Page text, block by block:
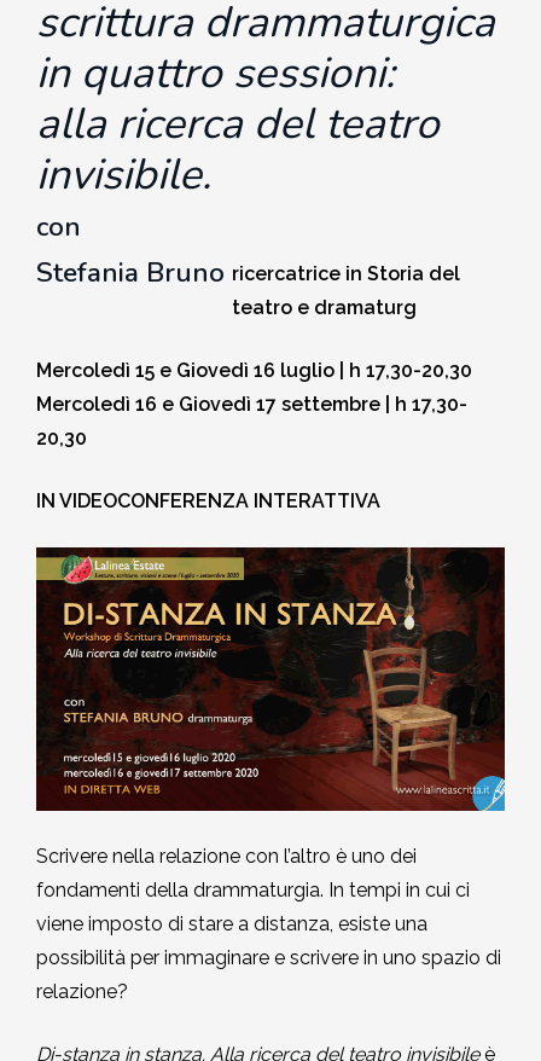
scrittura drammaturgica
in quattro sessioni:
alla ricerca del teatro
invisibile.
con
Stefania Bruno ricercatrice in Storia del
teatro e dramaturg
Mercoledì 15 e Giovedì 16 luglio | h 17,30-20,30
Mercoledì 16 e Giovedì 17 settembre | h 17,30-
20,30
IN VIDEOCONFERENZA INTERATTIVA
Scrivere nella relazione con l’altro è uno dei
fondamenti della drammaturgia. In tempi in cui ci
viene imposto di stare a distanza, esiste una
possibilità per immaginare e scrivere in uno spazio di
relazione?
Di-stanza in stanza. Alla ricerca del teatro invisibileè
MEDITAZIONE E CRESCITA PERSONALE
POESIA
2018-2019
2017-2018
2016-2017
2015-2016
2013-2014
2012-2013
2011-2012
2010-2011
2009-2010
2008-2009
2007-2008
2004-2005
5. Hu Yua, Gallardo, Garro,
Montesano, Quirante, Pesaro
6. Bufalino, Nafisi, Attanasio,
7. Georgi Gospodinov
Quirante Rives
6. Bonanni, Sarraute, Lippolis,
Petrignani
5. Queneau, Perec, Aragona,
Sebregondi
Storia: 2018
Storia: 2017
Storia: 2014
Storia: 2012
Storia: 2015
Storia: 2010